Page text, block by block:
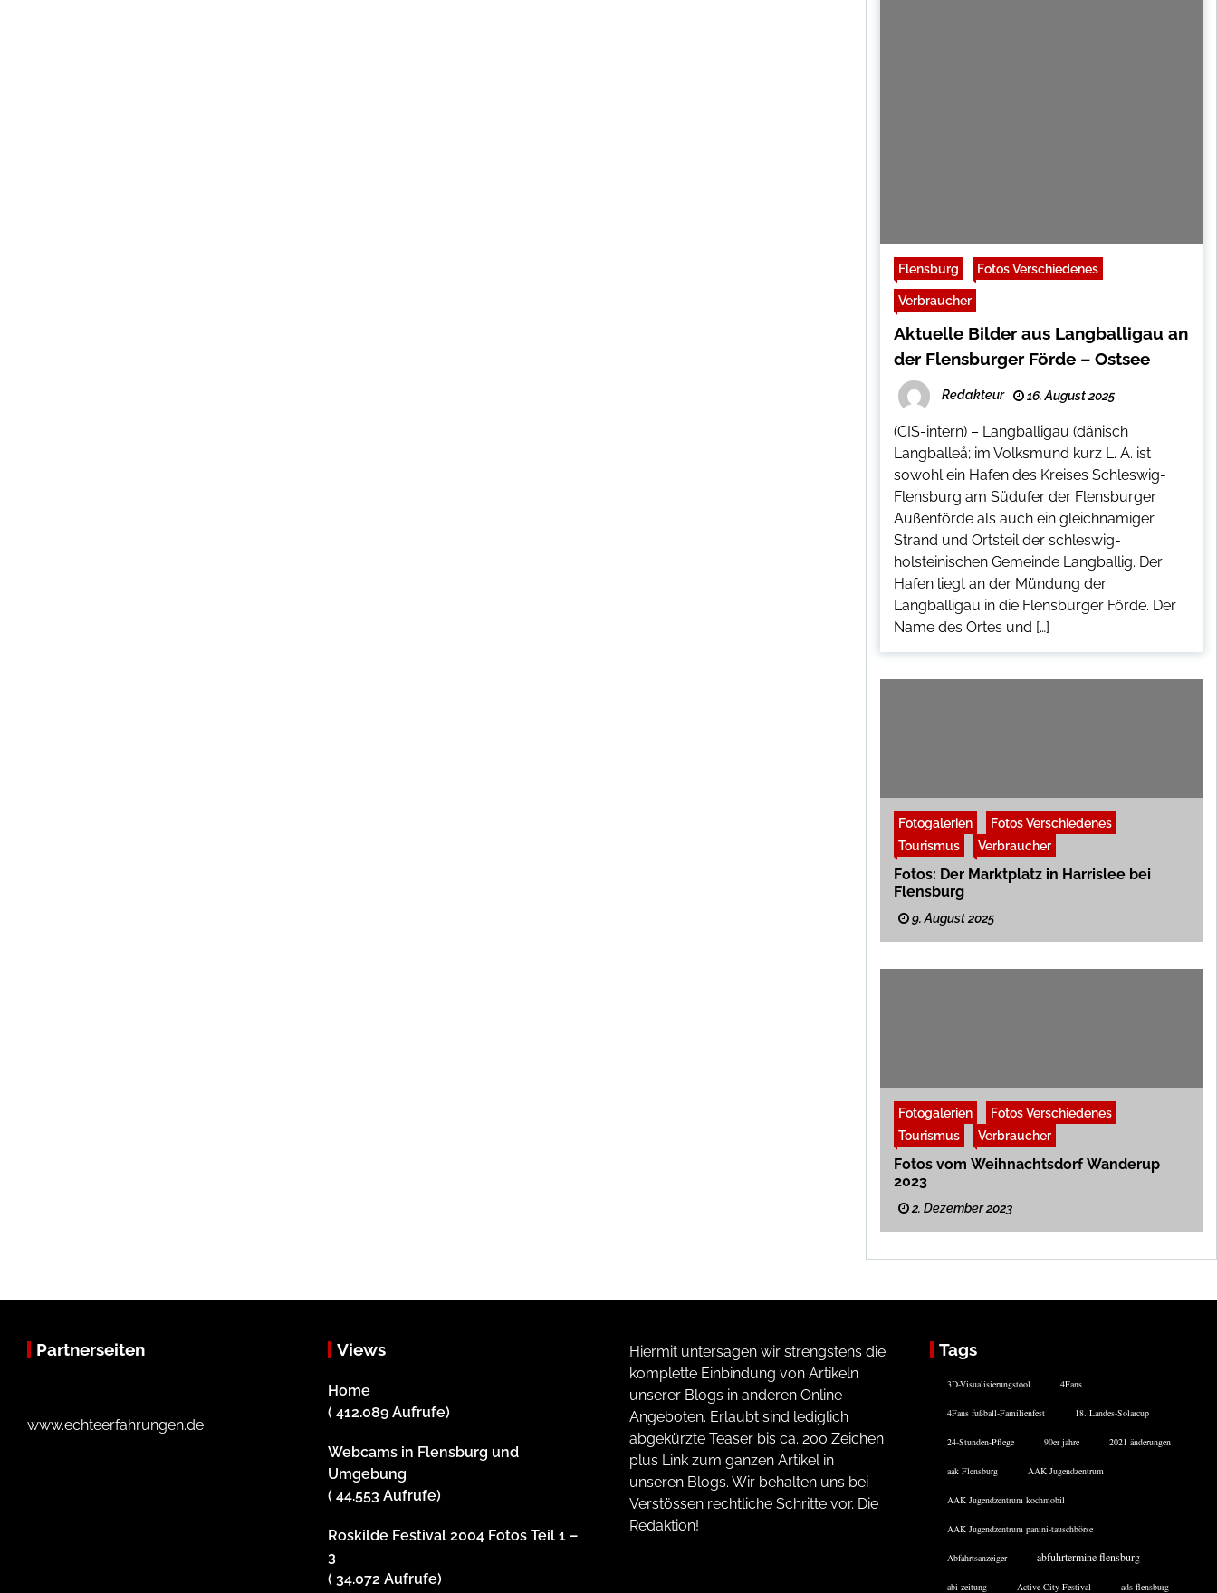
Flensburg Fotos Verschiedenes
Verbraucher
Aktuelle Bilder aus Langballigau an
der Flensburger Förde – Ostsee
Redakteur 16. August 2025
(CIS-intern) – Langballigau (dänisch
Langballeå; im Volksmund kurz L. A. ist
sowohl ein Hafen des Kreises Schleswig-
Flensburg am Südufer der Flensburger
Außenförde als auch ein gleichnamiger
Strand und Ortsteil der schleswig-
holsteinischen Gemeinde Langballig. Der
Hafen liegt an der Mündung der
Langballigau in die Flensburger Förde. Der
Name des Ortes und […]
Fotogalerien
Fotos Verschiedenes
Tourismus
Verbraucher
Fotos: Der Marktplatz in Harrislee bei
Flensburg
9. August 2025
Fotogalerien
Fotos Verschiedenes
Tourismus
Verbraucher
Fotos vom Weihnachtsdorf Wanderup
2023
2. Dezember 2023
Partnerseiten
www.echteerfahrungen.de
Views
Home
( 412.089 Aufrufe)
Webcams in Flensburg und
Umgebung
( 44.553 Aufrufe)
Roskilde Festival 2004 Fotos Teil 1 –
3
( 34.072 Aufrufe)
Hiermit untersagen wir strengstens die
komplette Einbindung von Artikeln
unserer Blogs in anderen Online-
Angeboten. Erlaubt sind lediglich
abgekürzte Teaser bis ca. 200 Zeichen
plus Link zum ganzen Artikel in
unseren Blogs. Wir behalten uns bei
Verstössen rechtliche Schritte vor. Die
Redaktion!
Tags
3D-Visualisierungstool 4Fans
4Fans fußball-Familienfest 18. Landes-Solarcup
24-Stunden-Pflege 90er jahre 2021 änderungen
aak Flensburg AAK Jugendzentrum
AAK Jugendzentrum kochmobil
AAK Jugendzentrum panini-tauschbörse
Abfahrtsanzeiger abfuhrtermine flensburg
abi zeitung Active City Festival ads flensburg